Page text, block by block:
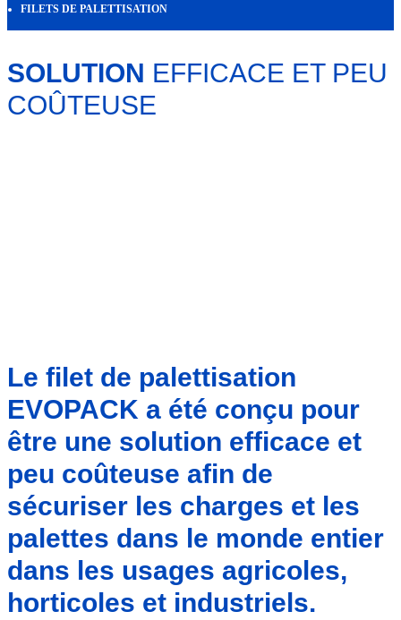
FILETS DE PALETTISATION
SOLUTION EFFICACE ET PEU
COÛTEUSE
Le filet de palettisation
EVOPACK a été conçu pour
être une solution efficace et
peu coûteuse afin de
sécuriser les charges et les
palettes dans le monde entier
dans les usages agricoles,
horticoles et industriels.